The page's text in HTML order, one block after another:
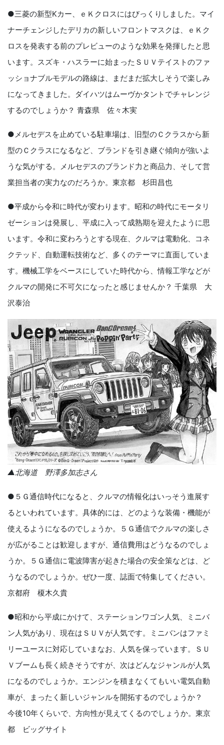
●三菱の新型Kカー、ｅＫクロスにはびっくりしました。マイ
ナーチェンジしたデリカの新しいフロントマスクは、ｅＫク
ロスを発表する前のプレビューのような効果を発揮したと思
います。スズキ・ハスラーに始まったＳＵＶテイストのファ
ッショナブルモデルの路線は、まだまだ拡大しそうで楽しみ
になってきました。ダイハツはムーヴかタントでチャレンジ
するのでしょうか？ 青森県 佐々木実
●メルセデスを止めている駐車場は、旧型のＣクラスから新
型のＣクラスになるなど、ブランドを引き継ぐ傾向が強いよ
うな気がする。メルセデスのブランド力と商品力、そして営
業担当者の実力なのだろうか。東京都 杉田昌也
●平成から令和に時代が変わります。昭和の時代にモータリ
ゼーションは発展し、平成に入って成熟期を迎えたように思
います。令和に変わろうとする現在、クルマは電動化、コネ
クテッド、自動運転技術など、多くのテーマに直面していま
す。機械工学をベースにしていた時代から、情報工学などが
クルマの開発に不可欠になったと感じませんか？ 千葉県 大
沢泰治
▲北海道 野澤多加志さん
●５Ｇ通信時代になると、クルマの情報化はいっそう進展す
るといわれています。具体的には、どのような装備・機能が
使えるようになるのでしょうか。５Ｇ通信でクルマの楽しさ
が広がることは歓迎しますが、通信費用はどうなるのでしょ
うか。５Ｇ通信に電波障害が起きた場合の安全策などは、ど
うなるのでしょうか。ぜひ一度、誌面で特集してください。
京都府 榎木久貴
●昭和から平成にかけて、ステーションワゴン人気、ミニバ
ン人気があり、現在はＳＵＶが人気です。ミニバンはファミ
リーユースに対応していまなお、人気を保っています。ＳＵ
Ｖブームも長く続きそうですが、次はどんなジャンルが人気
になるのでしょうか。エンジンを積まなくてもいい電気自動
車が、まったく新しいジャンルを開拓するのでしょうか？
今後10年くらいで、方向性が見えてくるのでしょうか。東京
都 ビッグサイト